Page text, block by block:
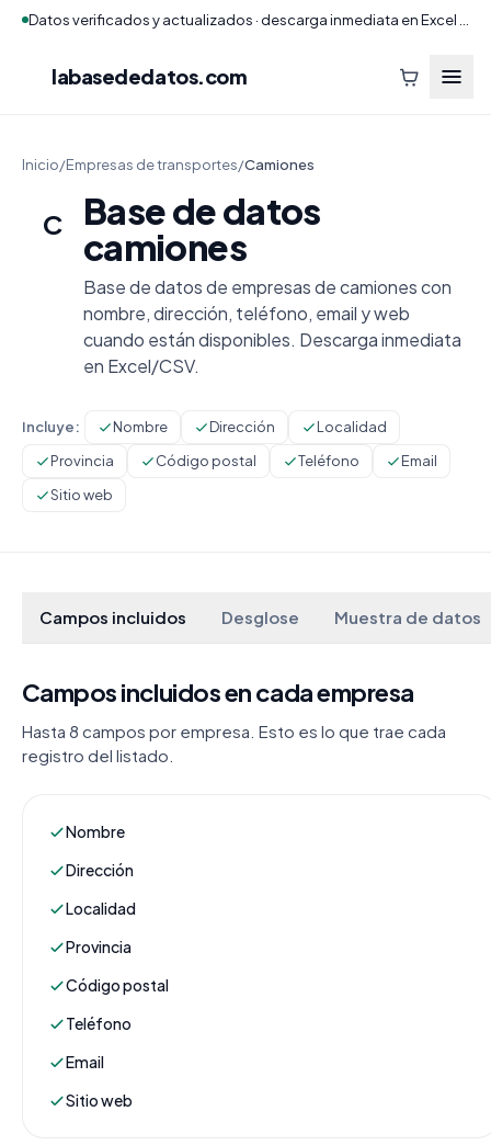
labasededatos.com
Inicio/Empresas de transportes/Camiones
C
Base de datos
camiones
Base de datos de empresas de camiones con
nombre, dirección, teléfono, email y web
cuando están disponibles. Descarga inmediata
en Excel/CSV.
Incluye: Nombre Dirección
Localidad
Provincia
Código postal Teléfono
Email
Sitio web
Campos incluidos Desglose Muestra de datos
Campos incluidos en cada empresa
Hasta 8 campos por empresa. Esto es lo que trae cada
registro del listado.
Nombre
Dirección
Localidad
Provincia
Código postal
Teléfono
Email
Sitio web